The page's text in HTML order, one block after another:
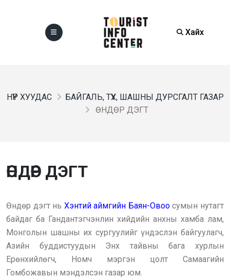
Хайх
НҮҮР ХУУДАС
БАЙГАЛЬ, ТҮҮХ, ШАШНЫ ДУРСГАЛТ ГАЗАР
ӨНДӨР ДЭГТ
ӨНДӨР ДЭГТ
Өндөр дэгт нь Хэнтий аймгийн Баян-Овоосумын нутагт
байдаг ба Гандантэгчэнлин хийдийн анхны хамба лам,
Монголын шашны их сургуулийг үндэслэн байгуулагч,
Азийн буддистуудын Энх тайвны бага хурлын
Ерөнхийлөгч, Номч мэргэн цолт Самаагийн
Гомбожавын мэндэлсэн газар юм.